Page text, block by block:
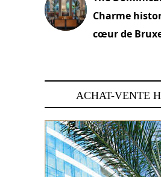
Charme
cœur de
ACHAT-VENTE